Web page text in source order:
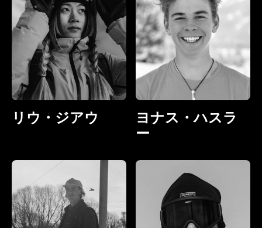
リウ・ジアウ
ヨナス・ハスラ
ー